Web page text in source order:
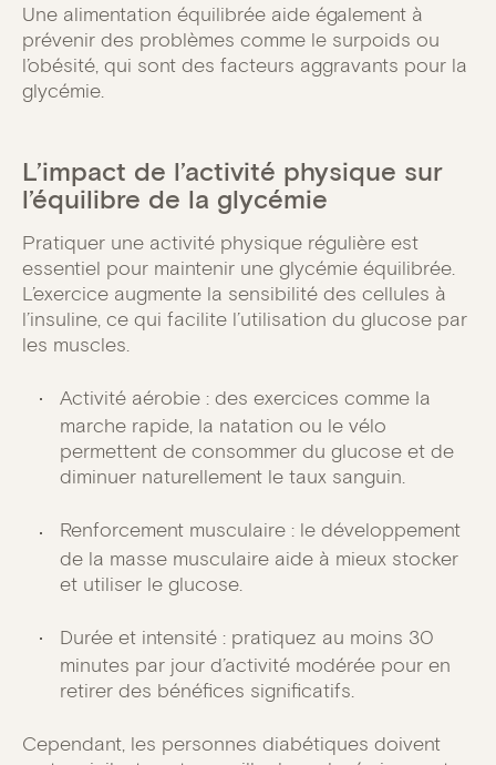
Une alimentation équilibrée aide également à
prévenir des problèmes comme le surpoids ou
l’obésité, qui sont des facteurs aggravants pour la
glycémie.
L’impact de l’activité physique sur
l’équilibre de la glycémie
Pratiquer une activité physique régulière est
essentiel pour maintenir une glycémie équilibrée.
L’exercice augmente la sensibilité des cellules à
l’insuline, ce qui facilite l’utilisation du glucose par
les muscles.
Activité aérobie : des exercices comme la
marche rapide, la natation ou le vélo
permettent de consommer du glucose et de
diminuer naturellement le taux sanguin.
Renforcement musculaire : le développement
de la masse musculaire aide à mieux stocker
et utiliser le glucose.
Durée et intensité : pratiquez au moins 30
minutes par jour d’activité modérée pour en
retirer des bénéfices significatifs.
Cependant, les personnes diabétiques doivent